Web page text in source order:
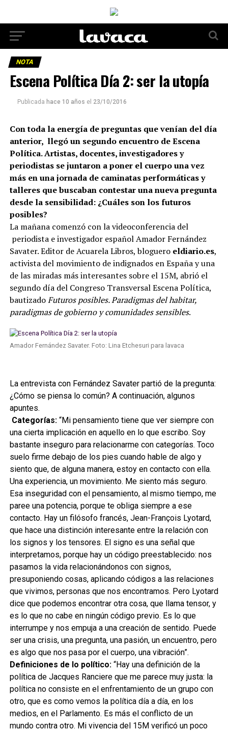
NOTA
Escena Política Día 2: ser la utopía
Publicada hace 10 años el 23/10/2016
Con toda la energía de preguntas que venían del día
anterior, llegó un segundo encuentro de Escena
Política. Artistas, docentes, investigadores y
periodistas se juntaron a poner el cuerpo una vez
más en una jornada de caminatas performáticas y
talleres que buscaban contestar una nueva pregunta
desde la sensibilidad: ¿Cuáles son los futuros
posibles?
La mañana comenzó con la videoconferencia del
periodista e investigador español Amador Fernández
Savater. Editor de Acuarela Libros, bloguero eldiario.es,
activista del movimiento de indignados en España y una
de las miradas más interesantes sobre el 15M, abrió el
segundo día del Congreso Transversal Escena Política,
bautizadoFuturos posibles. Paradigmas del habitar,
paradigmas de gobierno y comunidades sensibles.
Amador Fernández Savater. Foto: Lina Etchesuri para lavaca
La entrevista con Fernández Savater partió de la pregunta:
¿Cómo se piensa lo común? A continuación, algunos
apuntes.
Categorías: “Mi pensamiento tiene que ver siempre con
una cierta implicación en aquello en lo que escribo. Soy
bastante inseguro para relacionarme con categorías. Toco
suelo firme debajo de los pies cuando hable de algo y
siento que, de alguna manera, estoy en contacto con ella.
Una experiencia, un movimiento. Me siento más seguro.
Esa inseguridad con el pensamiento, al mismo tiempo, me
paree una potencia, porque te obliga siempre a ese
contacto. Hay un filósofo francés, Jean-François Lyotard,
que hace una distinción interesante entre la relación con
los signos y los tensores. El signo es una señal que
interpretamos, porque hay un código preestablecido: nos
pasamos la vida relacionándonos con signos,
presuponiendo cosas, aplicando códigos a las relaciones
que vivimos, personas que nos encontramos. Pero Lyotard
dice que podemos encontrar otra cosa, que llama tensor, y
es lo que no cabe en ningún código previo. Es lo que
interrumpe y nos empuja a una creación de sentido. Puede
ser una crisis, una pregunta, una pasión, un encuentro, pero
es algo que nos pasa por el cuerpo, una vibración”.
Definiciones de lo político: “Hay una definición de la
política de Jacques Ranciere que me parece muy justa: la
política no consiste en el enfrentamiento de un grupo con
otro, que es como vemos la política día a día, en los
medios, en el Parlamento. Es más el conflicto de un
mundo contra otro. Mi vivencia del 15M verificó un poco